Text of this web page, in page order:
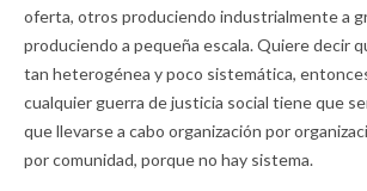
oferta, otros produciendo industrialmente a
produciendo a pequeña escala. Quiere decir
tan heterogénea y poco sistemática,
cualquier guerra de justicia social tiene que
que llevarse a cabo organización por
por comunidad, porque no hay sistema.